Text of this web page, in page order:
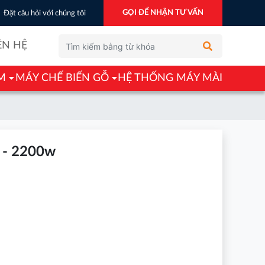
Đặt câu hỏi với chúng tôi GỌI ĐỂ NHẬN TƯ VẤN
HỆ
MÁY CHẾ BIẾN GỖ HỆ THỐNG MÁY MÀI
- 2200w